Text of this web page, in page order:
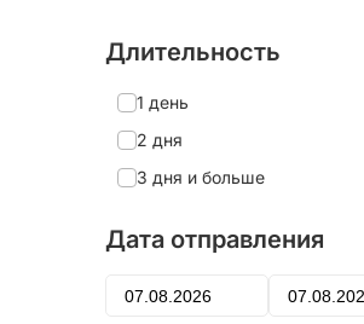
Александро-Невская Лавра
Александров
Александровский дворец
Алеховщина
Алтай
Алушта
Длительность
1 день
2 дня
3 дня и больше
Дата отправления